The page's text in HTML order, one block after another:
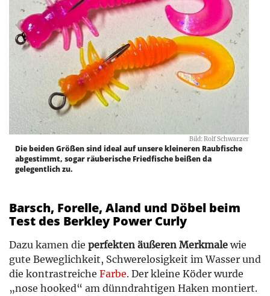
Bild: Rolf Schwarzer
Die beiden Größen sind ideal auf unsere kleineren Raubfische
abgestimmt, sogar räuberische Friedfische beißen da
gelegentlich zu.
Barsch, Forelle, Aland und Döbel beim
Test des Berkley Power Curly
Dazu kamen die perfekten äußeren Merkmale wie
gute Beweglichkeit, Schwerelosigkeit im Wasser und
die kontrastreiche Farbe. Der kleine Köder wurde
„nose hooked“ am dünndrahtigen Haken montiert.